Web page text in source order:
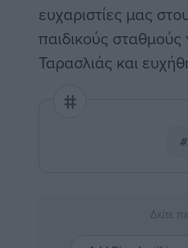
ευχαριστίες μας
παιδικούς σταθμούς
Ταρασλιάς και
Δείτε